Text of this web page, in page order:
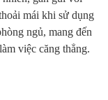
mái khi sử dụng
ngủ, mang đến
việc căng thẳng.